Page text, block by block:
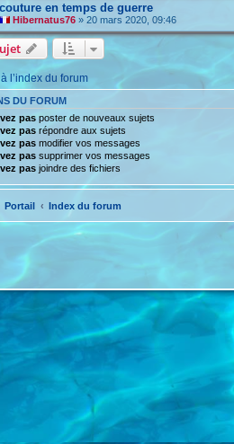
en temps de guerre
Hibernatus76 »20 mars 2020, 09:46
l’index du forum
DU FORUM
pas poster de nouveaux sujets
pas répondre aux sujets
pas modifier vos messages
pas supprimer vos messages
pas joindre des fichiers
Portail Index du forum